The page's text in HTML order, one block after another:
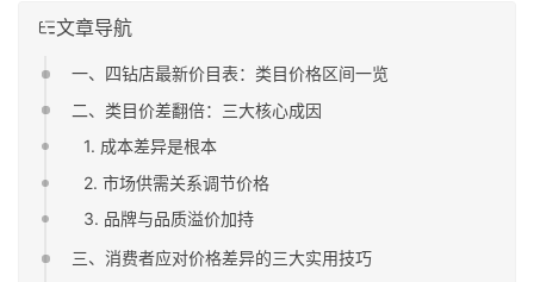
文章导航
一、四钻店最新价目表：类目价格区间一览
二、类目价差翻倍：三大核心成因
1. 成本差异是根本
2. 市场供需关系调节价格
3. 品牌与品质溢价加持
三、消费者应对价格差异的三大实用技巧